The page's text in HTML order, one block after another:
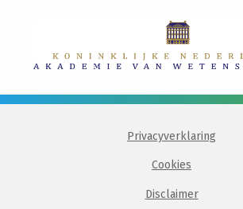
Privacyverklaring
Cookies
Disclaimer